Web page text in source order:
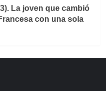
La joven que cambió
con una sola